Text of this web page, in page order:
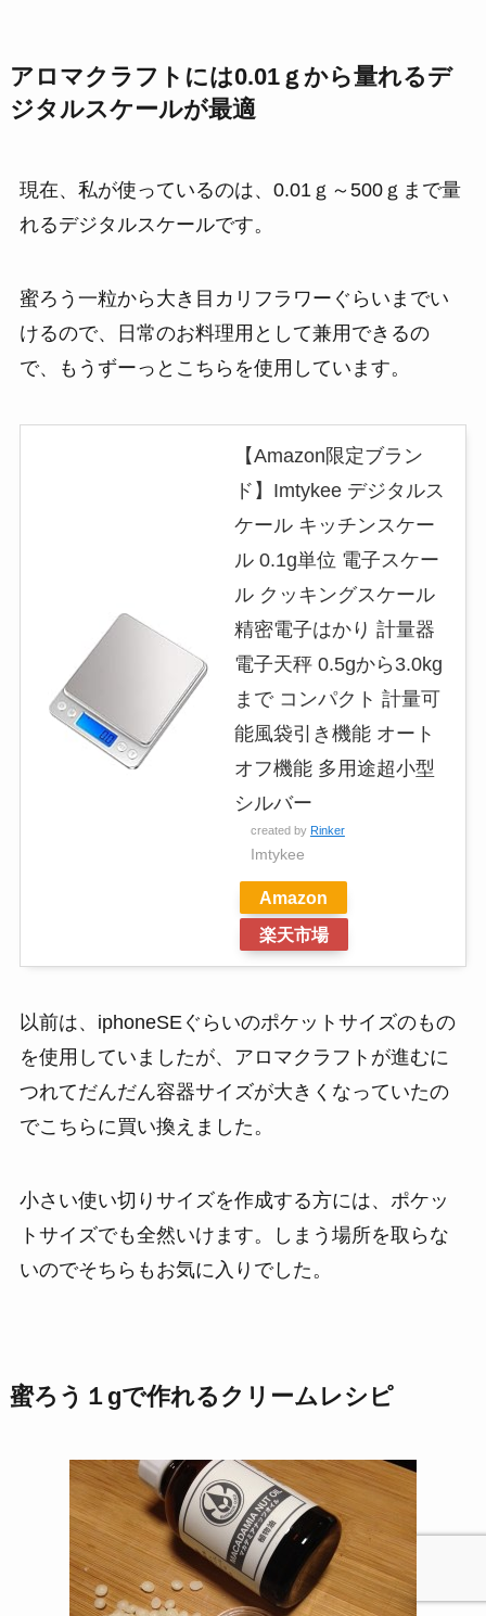
アロマクラフトには0.01ｇから量れるデ
ジタルスケールが最適
現在、私が使っているのは、0.01ｇ～500ｇまで量
れるデジタルスケールです。
蜜ろう一粒から大き目カリフラワーぐらいまでい
けるので、日常のお料理用として兼用できるの
で、もうずーっとこちらを使用しています。
【Amazon限定ブラン
ド】Imtykee デジタルス
ケール キッチンスケー
ル 0.1g単位 電子スケー
ル クッキングスケール
精密電子はかり 計量器
電子天秤 0.5gから3.0kg
まで コンパクト 計量可
能風袋引き機能 オート
オフ機能 多用途超小型
シルバー
created by Rinker
Imtykee
Amazon
楽天市場
以前は、iphoneSEぐらいのポケットサイズのもの
を使用していましたが、アロマクラフトが進むに
つれてだんだん容器サイズが大きくなっていたの
でこちらに買い換えました。
小さい使い切りサイズを作成する方には、ポケッ
トサイズでも全然いけます。しまう場所を取らな
いのでそちらもお気に入りでした。
蜜ろう１gで作れるクリームレシピ